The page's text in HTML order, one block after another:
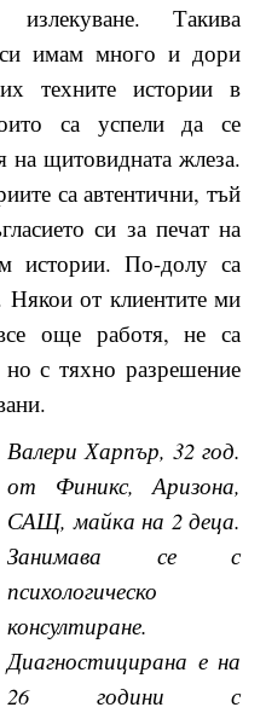
излекуване. Такива
си имам много и дори
техните истории в
са успели да се
на щитовидната жлеза.
са автентични, тъй
си за печат на
истории. По-долу са
Някои от клиентите ми
още работя, не са
с тяхно разрешение
Валери Харпър, 32 год.
от Финикс, Аризона,
САЩ, майка на 2 деца.
Занимава се с
психологическо
консултиране.
Диагностицирана е на
26 години с